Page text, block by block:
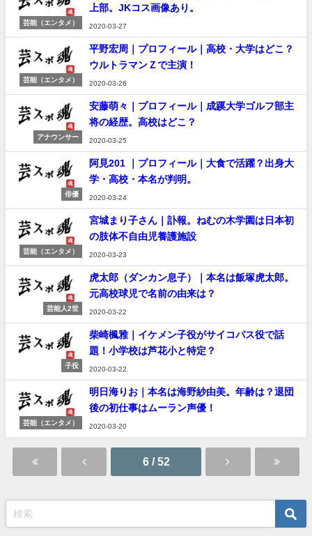
芸能（エンタメ）
上部。JKコス画像あり。
2020-03-27
芸能（エンタメ）
平野宏周｜プロフィール｜高校・大学はどこ？
ウルトラマンＺで主演！
2020-03-26
アナウンサー
安藤萌々｜プロフィール｜成蹊大学ゴルフ部主
将の経歴。高校はどこ？
2020-03-25
俳優
阿見201 ｜プロフィール｜大食で活躍？出身大
学・高校・本名が判明。
2020-03-24
芸能（エンタメ）
宮城まり子さん｜訃報。ねむの木学園は日本初
の肢体不自由児養護施設
2020-03-23
芸能人2世
虎太郎（ダンカン息子）｜本名は飯塚虎太郎。
元高校球児で名前の由来は？
2020-03-22
子役
柴崎楓雅｜イケメン子役がサイコパス役で話
題！小学校は芦花小と特定？
2020-03-22
芸能（エンタメ）
明日海りお｜本名は海野紗由美。年齢は？退団
後の初仕事はムーラン声優！
2020-03-20
6 / 52